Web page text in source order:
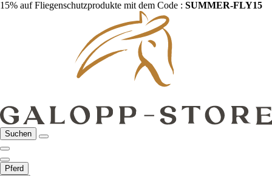
15% auf Fliegenschutzprodukte mit dem Code : SUMMER-FLY15
Suchen
Pferd